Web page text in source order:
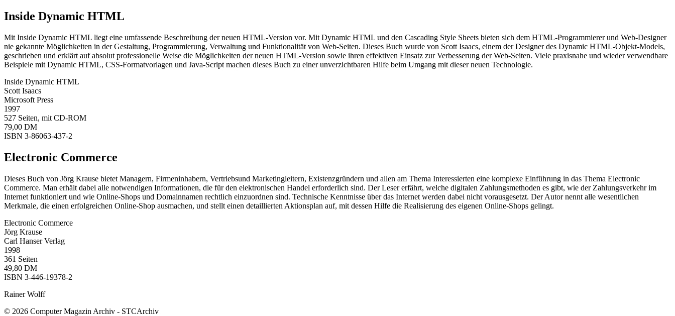
Inside Dynamic HTML
Mit Inside Dynamic HTML liegt eine umfassende Beschreibung der neuen HTML-Version vor. Mit Dynamic HTML und den Cascading Style Sheets bieten sich dem HTML-Programmierer und Web-Designer
nie gekannte Möglichkeiten in der Gestaltung, Programmierung, Verwaltung und Funktionalität von Web-Seiten. Dieses Buch wurde von Scott Isaacs, einem der Designer des Dynamic HTML-Objekt-Models,
geschrieben und erklärt auf absolut professionelle Weise die Möglichkeiten der neuen HTML-Version sowie ihren effektiven Einsatz zur Verbesserung der Web-Seiten. Viele praxisnahe und wieder verwendbare
Beispiele mit Dynamic HTML, CSS-Formatvorlagen und Java-Script machen dieses Buch zu einer unverzichtbaren Hilfe beim Umgang mit dieser neuen Technologie.
Inside Dynamic HTML
Scott Isaacs
Microsoft Press
1997
527 Seiten, mit CD-ROM
79,00 DM
ISBN 3-86063-437-2
Electronic Commerce
Dieses Buch von Jörg Krause bietet Managern, Firmeninhabern, Vertriebsund Marketingleitern, Existenzgründern und allen am Thema Interessierten eine komplexe Einführung in das Thema Electronic
Commerce. Man erhält dabei alle notwendigen Informationen, die für den elektronischen Handel erforderlich sind. Der Leser erfährt, welche digitalen Zahlungsmethoden es gibt, wie der Zahlungsverkehr im
Internet funktioniert und wie Online-Shops und Domainnamen rechtlich einzuordnen sind. Technische Kenntnisse über das Internet werden dabei nicht vorausgesetzt. Der Autor nennt alle wesentlichen
Merkmale, die einen erfolgreichen Online-Shop ausmachen, und stellt einen detaillierten Aktionsplan auf, mit dessen Hilfe die Realisierung des eigenen Online-Shops gelingt.
Electronic Commerce
Jörg Krause
Carl Hanser Verlag
1998
361 Seiten
49,80 DM
ISBN 3-446-19378-2
Rainer Wolff
© 2026 Computer Magazin Archiv - STCArchiv